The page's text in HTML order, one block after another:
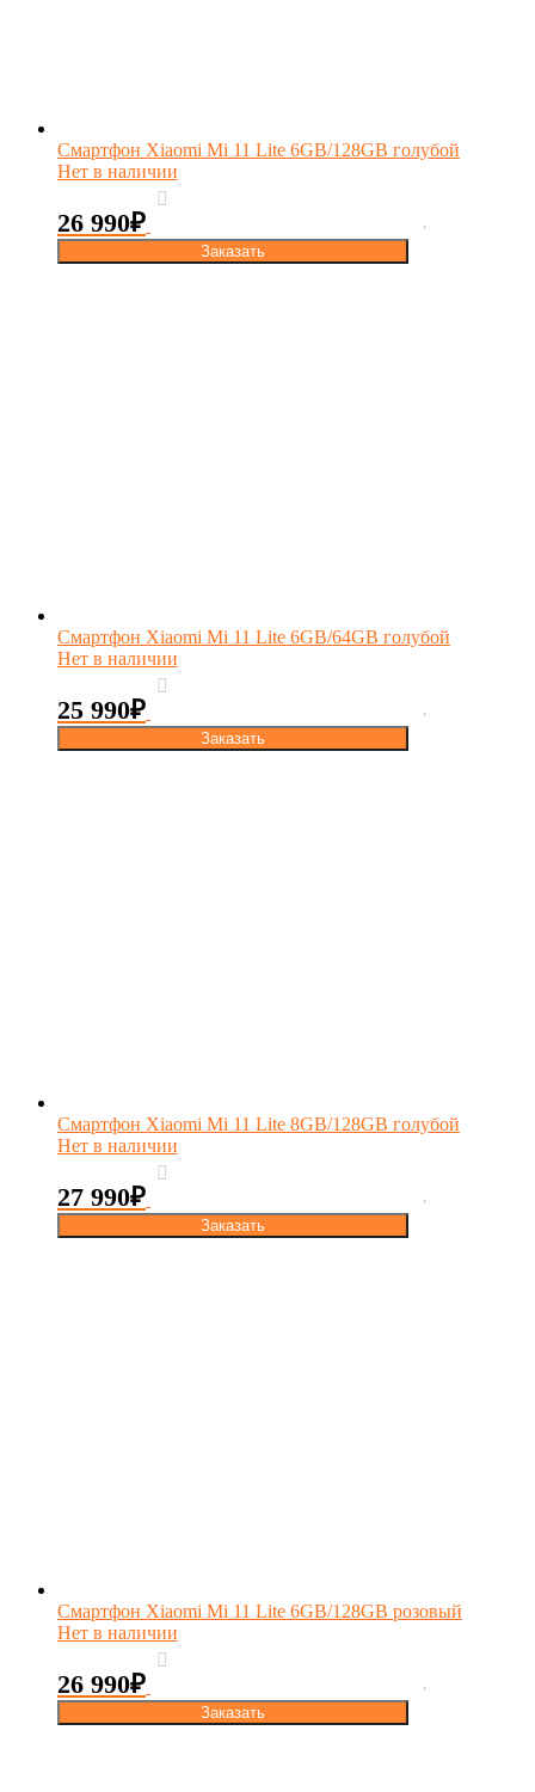
Смартфон Xiaomi Mi 11 Lite 6GB/128GB голубой
Нет в наличии
26 990₽
Заказать
Смартфон Xiaomi Mi 11 Lite 6GB/64GB голубой
Нет в наличии
25 990₽
Заказать
Смартфон Xiaomi Mi 11 Lite 8GB/128GB голубой
Нет в наличии
27 990₽
Заказать
Смартфон Xiaomi Mi 11 Lite 6GB/128GB розовый
Нет в наличии
26 990₽
Заказать